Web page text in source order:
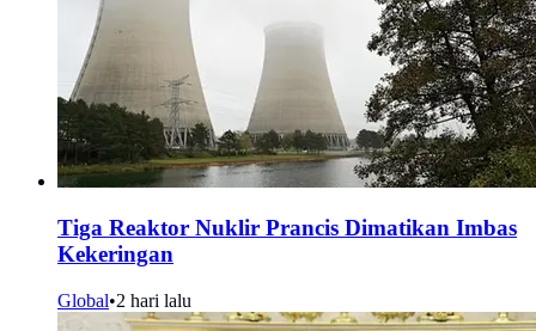
Tiga Reaktor Nuklir Prancis Dimatikan Imbas
Kekeringan
Global•2 hari lalu